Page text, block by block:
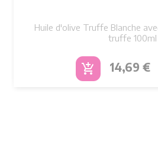
Huile d'olive Truffe Blanche
truffe 100ml
add_shopping_cart Prix
14,69 €